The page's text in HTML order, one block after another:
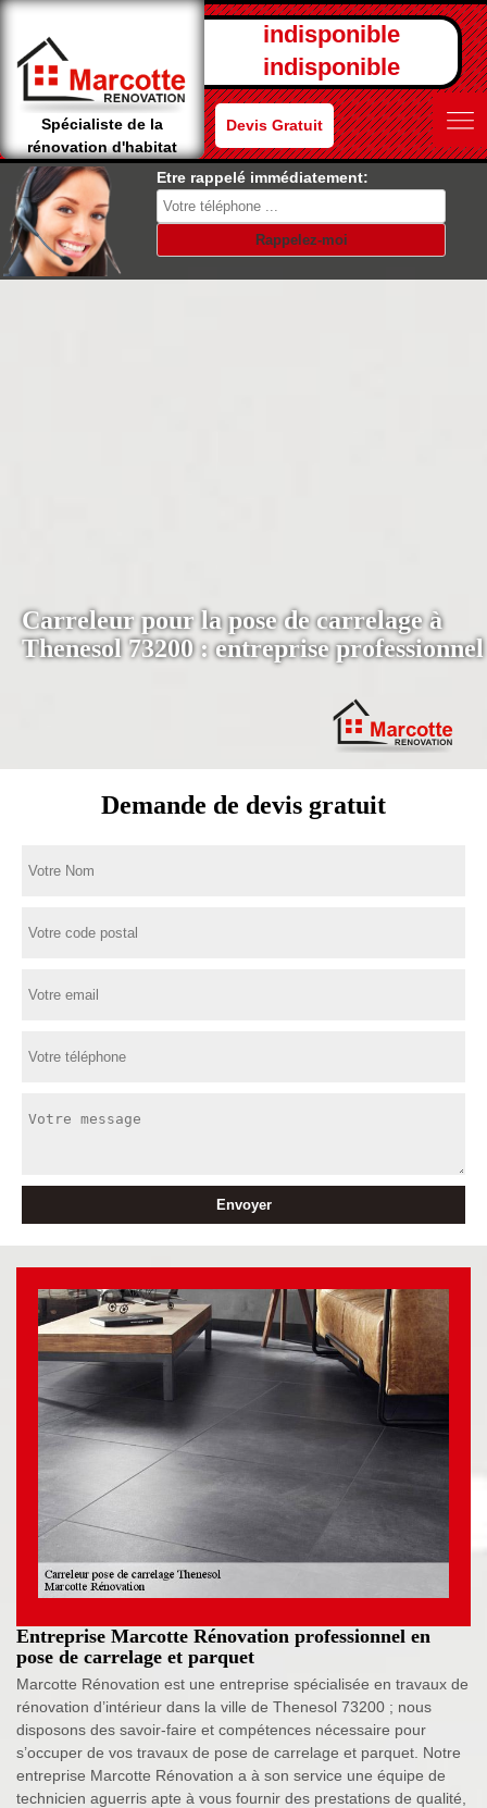
Spécialiste de la
rénovation d'habitat
indisponible
indisponible
Devis Gratuit
Etre rappelé immédiatement:
Carreleur pour la pose de carrelage à
Thenesol 73200 : entreprise professionnel
Demande de devis gratuit
Entreprise Marcotte Rénovation professionnel en
pose de carrelage et parquet
Marcotte Rénovation est une entreprise spécialisée en travaux de
rénovation d’intérieur dans la ville de Thenesol 73200 ; nous
disposons des savoir-faire et compétences nécessaire pour
s’occuper de vos travaux de pose de carrelage et parquet. Notre
entreprise Marcotte Rénovation a à son service une équipe de
technicien aguerris apte à vous fournir des prestations de qualité,